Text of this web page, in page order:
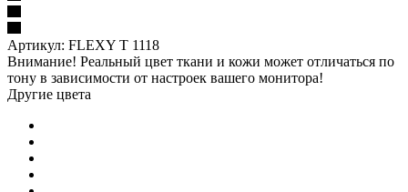
Артикул: FLEXY T 1118
Внимание! Реальный цвет ткани и кожи может отличаться по
тону в зависимости от настроек вашего монитора!
Другие цвета